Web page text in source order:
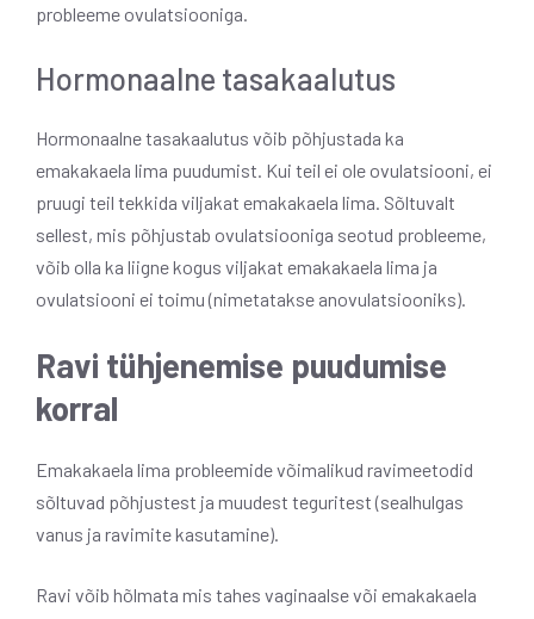
probleeme ovulatsiooniga.
Hormonaalne tasakaalutus
Hormonaalne tasakaalutus võib põhjustada ka
emakakaela lima puudumist. Kui teil ei ole ovulatsiooni, ei
pruugi teil tekkida viljakat emakakaela lima. Sõltuvalt
sellest, mis põhjustab ovulatsiooniga seotud probleeme,
võib olla ka liigne kogus viljakat emakakaela lima ja
ovulatsiooni ei toimu (nimetatakse anovulatsiooniks).
Ravi tühjenemise puudumise
korral
Emakakaela lima probleemide võimalikud ravimeetodid
sõltuvad põhjustest ja muudest teguritest (sealhulgas
vanus ja ravimite kasutamine).
Ravi võib hõlmata mis tahes vaginaalse või emakakaela